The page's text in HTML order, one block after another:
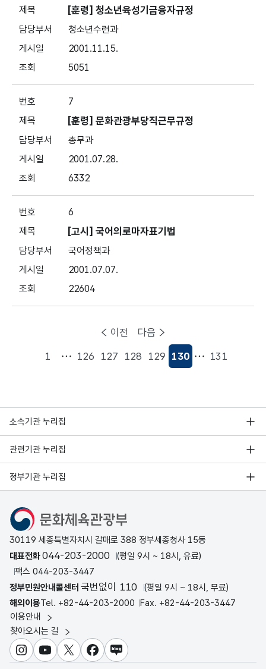
[훈령] 청소년육성기금융자규정
청소년수련과
2001.11.15.
5051
7
[훈령] 문화관광부당직근무규정
총무과
2001.07.28.
6332
6
[고시] 국어의로마자표기법
국어정책과
2001.07.07.
22604
이전
1
126 127 128 129
현재페이지
130 131
다음
소속기관 누리집
관련기관 누리집
정부기관 누리집
문화체육관광부
30119 세종특별자치시 갈매로 388 정부세종청사 15동
대표전화044-203-2000
(평일 9시 ~ 18시, 유료)
팩스 044-203-3447
정부민원안내콜센터 국번없이 110
(평일 9시 ~ 18시, 무료)
해외이용Tel. +82-44-203-2000 Fax. +82-44-203-3447
이용안내
찾아오시는 길
인스타그램
유튜브X 페이스북
블로그